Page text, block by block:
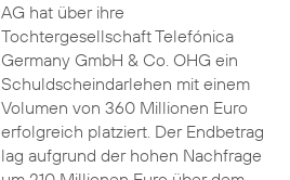
AG hat über ihre
Tochtergesellschaft Telefónica
Germany GmbH & Co. OHG ein
Schuldscheindarlehen mit einem
Volumen von 360 Millionen Euro
erfolgreich platziert. Der Endbetrag
lag aufgrund der hohen Nachfrage